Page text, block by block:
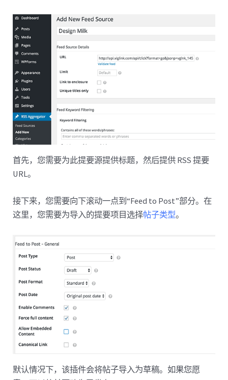
首先，您需要为此提要源提供标题，然后提供 RSS 提要
URL。
接下来，您需要向下滚动一点到“Feed to Post”部分。在
这里，您需要为导入的提要项目选择帖子类型。
默认情况下，该插件会将帖子导入为草稿。如果您愿